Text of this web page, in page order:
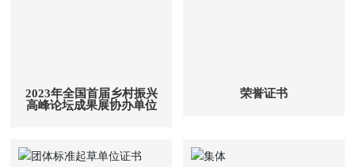
2023年全国首届乡村振兴
高峰论坛成果展协办单位
荣誉证书